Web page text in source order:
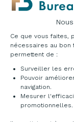
Plateforme
Ce que vous faites,
nécessaires au bon
permettent de :
Surveiller les
Pouvoir
navigation.
Mesurer
promotionnelles.
D'autres
compléter les
armoires. Il
pratique et
documents en
boisquant à
espace
OPTEZ